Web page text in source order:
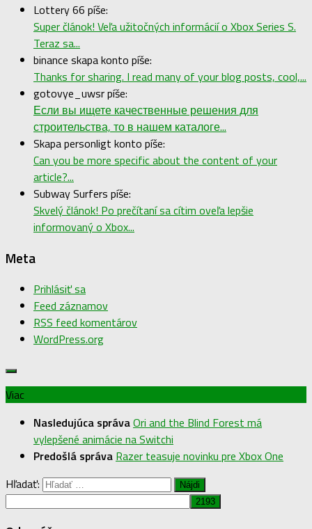
Lottery 66 píše:
Super článok! Veľa užitočných informácií o Xbox Series S.
Teraz sa...
binance skapa konto píše:
Thanks for sharing. I read many of your blog posts, cool,...
gotovye_uwsr píše:
Если вы ищете качественные решения для
строительства, то в нашем каталоге...
Skapa personligt konto píše:
Can you be more specific about the content of your
article?...
Subway Surfers píše:
Skvelý článok! Po prečítaní sa cítim oveľa lepšie
informovaný o Xbox...
Meta
Prihlásiť sa
Feed záznamov
RSS feed komentárov
WordPress.org
Viac
Nasledujúca správaOri and the Blind Forest má
vylepšené animácie na Switchi
Predošlá správa Razer teasuje novinku pre Xbox One
Hľadať: